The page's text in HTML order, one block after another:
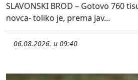
SLAVONSKI BROD – Gotovo 760
novca- toliko je, prema jav...
06.08.2026. u 09:40